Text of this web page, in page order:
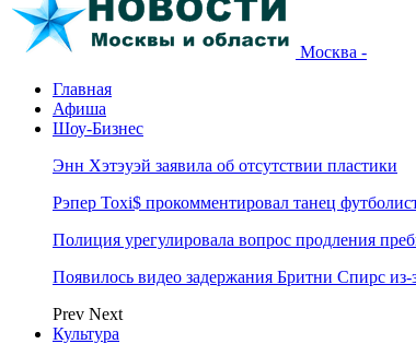
Москва -
Главная
Афиша
Шоу-Бизнес
Энн Хэтэуэй заявила об отсутствии пластики
Рэпер Toxi$ прокомментировал танец
Полиция урегулировала вопрос продления
Появилось видео задержания Бритни Спирс из-
Prev Next
Культура